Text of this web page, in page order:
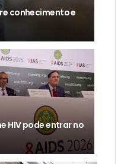
conhecimento e
HIV pode entrar no